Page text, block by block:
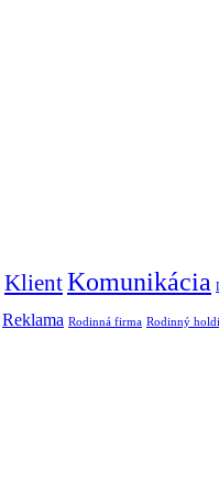
KlientKomunikácia
Reklama Rodinná firma Rodinný